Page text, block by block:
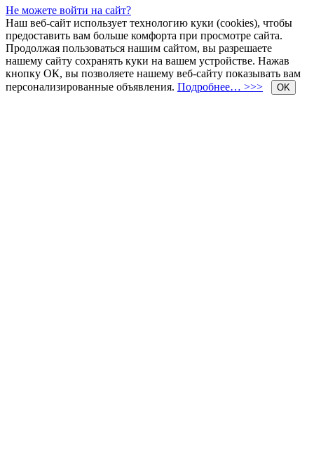
Не можете войти на сайт?
Наш веб-сайт использует технологию куки (cookies), чтобы
предоставить вам больше комфорта при просмотре сайта.
Продолжая пользоваться нашим сайтом, вы разрешаете
нашему сайту сохранять куки на вашем устройстве. Нажав
кнопку ОК, вы позволяете нашему веб-сайту показывать вам
персонализированные объявления. Подробнее… >>> OK